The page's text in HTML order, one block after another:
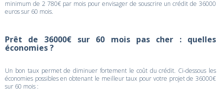
minimum de 2 780€ par mois pour envisager de souscrire un crédit de 36000
euros sur 60 mois.
Prêt de 36000€ sur 60 mois pas cher : quelles
économies ?
Un bon taux permet de diminuer fortement le coût du crédit. Ci-dessous les
économies possibles en obtenant le meilleur taux pour votre projet de 36000€
sur 60 mois :